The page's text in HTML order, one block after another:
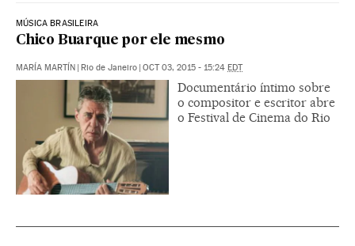
MÚSICA BRASILEIRA
Chico Buarque por ele mesmo
MARÍA MARTÍN Rio de Janeiro OCT 03, 2015 - 15:24 EDT
Documentário íntimo sobre
o compositor e escritor abre
o Festival de Cinema do Rio